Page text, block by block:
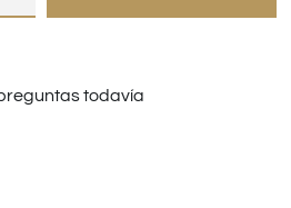
todavía